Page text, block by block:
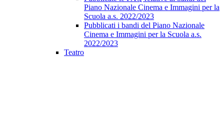
Piano Nazionale Cinema e Immagini per la
Scuola a.s. 2022/2023
Pubblicati i bandi del Piano Nazionale
Cinema e Immagini per la Scuola a.s.
2022/2023
Teatro